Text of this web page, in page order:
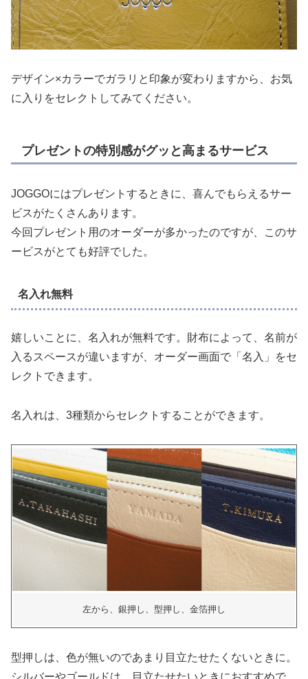
デザイン×カラーでガラリと印象が変わりますから、お気
に入りをセレクトしてみてください。
プレゼントの特別感がグッと高まるサービス
JOGGOにはプレゼントするときに、喜んでもらえるサー
ビスがたくさんあります。
今回プレゼント用のオーダーが多かったのですが、このサ
ービスがとても好評でした。
名入れ無料
嬉しいことに、名入れが無料です。財布によって、名前が
入るスペースが違いますが、オーダー画面で「名入」をセ
レクトできます。
名入れは、3種類からセレクトすることができます。
左から、銀押し、型押し、金箔押し
型押しは、色が無いのであまり目立たせたくないときに。
シルバーやゴールドは、目立たせたいときにおすすめで